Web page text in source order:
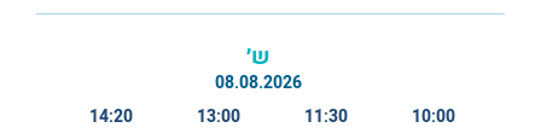
ש׳
08.08.2026
10:00
11:30
13:00
14:20